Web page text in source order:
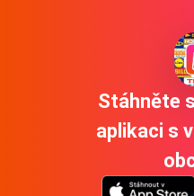
Stáhněte
aplikaci s